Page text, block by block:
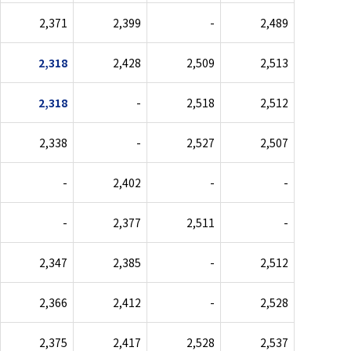
2,371 2,399 - 2,489
2,318 2,428 2,509 2,513
2,318 - 2,518 2,512
2,338 - 2,527 2,507
- 2,402 - -
- 2,377 2,511 -
2,347 2,385 - 2,512
2,366 2,412 - 2,528
2,375 2,417 2,528 2,537